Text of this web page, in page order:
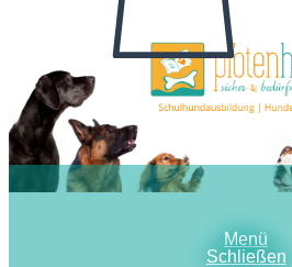
Menü
Schließen